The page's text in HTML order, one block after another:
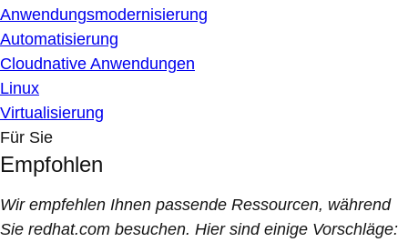
Anwendungsmodernisierung
Automatisierung
Cloudnative Anwendungen
Linux
Virtualisierung
Für Sie
Empfohlen
Wir empfehlen Ihnen passende Ressourcen, während
Sie redhat.com besuchen. Hier sind einige Vorschläge: